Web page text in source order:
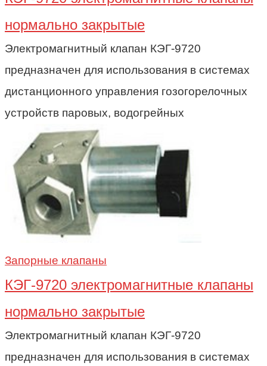
нормально закрытые
Электромагнитный клапан КЭГ-9720
предназначен для использования в системах
дистанционного управления гозогорелочных
устройств паровых, водогрейных
Запорные клапаны
КЭГ-9720 электромагнитные клапаны
нормально закрытые
Электромагнитный клапан КЭГ-9720
предназначен для использования в системах